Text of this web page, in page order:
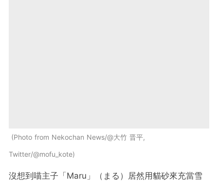
Photo from Nekochan News/@大竹 晋平,
Twitter/@mofu_kote
沒想到喵主子「Maru」（まる）居然用貓砂來充當雪